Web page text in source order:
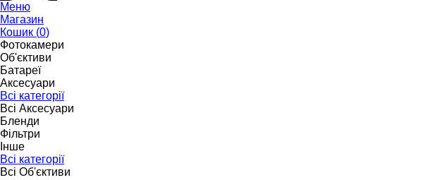
Меню
Магазин
Кошик (0)
Фотокамери
Об'єктиви
Батареї
Аксесуари
Всі категорії
Всі Аксесуари
Бленди
Фільтри
Інше
Всі категорії
Всі Об'єктиви